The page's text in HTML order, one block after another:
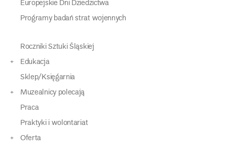
Europejskie Dni Dziedzictwa
Programy badań strat wojennych
Roczniki Sztuki Śląskiej
Edukacja
Sklep/Księgarnia
Muzealnicy polecają
Praca
Praktyki i wolontariat
Oferta